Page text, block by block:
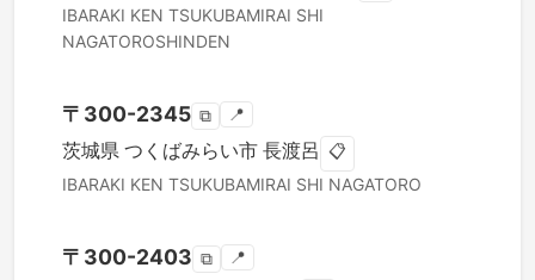
IBARAKI KEN TSUKUBAMIRAI SHI
NAGATOROSHINDEN
〒 300-2345 ⧉ 📍
茨城県 つくばみらい市 長渡呂 📋
IBARAKI KEN TSUKUBAMIRAI SHI NAGATORO
〒 300-2403 ⧉ 📍